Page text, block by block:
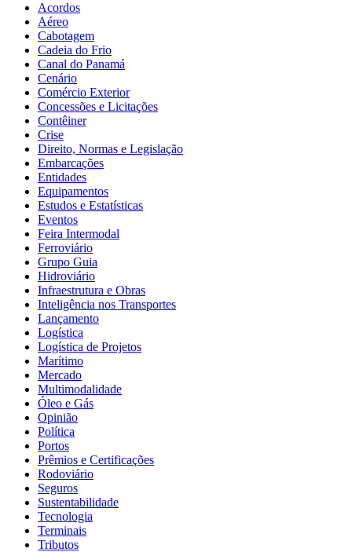
Acordos
Aéreo
Cabotagem
Cadeia do Frio
Canal do Panamá
Cenário
Comércio Exterior
Concessões e Licitações
Contêiner
Crise
Direito, Normas e Legislação
Embarcações
Entidades
Equipamentos
Estudos e Estatísticas
Eventos
Feira Intermodal
Ferroviário
Grupo Guia
Hidroviário
Infraestrutura e Obras
Inteligência nos Transportes
Lançamento
Logística
Logística de Projetos
Marítimo
Mercado
Multimodalidade
Óleo e Gás
Opinião
Política
Portos
Prêmios e Certificações
Rodoviário
Seguros
Sustentabilidade
Tecnologia
Terminais
Tributos